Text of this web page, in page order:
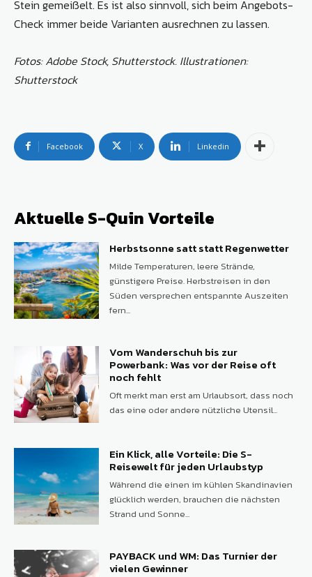
Stein gemeißelt. Es ist also sinnvoll, sich beim Angebots-
Check immer beide Varianten ausrechnen zu lassen.
Fotos: Adobe Stock, Shutterstock. Illustrationen:
Shutterstock
Facebook X Linkedin
Aktuelle S-Quin Vorteile
Herbstsonne satt statt Regenwetter
Milde Temperaturen, leere Strände,
günstigere Preise. Herbstreisen in den
Süden versprechen entspannte Auszeiten
fern...
Vom Wanderschuh bis zur
Powerbank: Was vor der Reise oft
noch fehlt
Oft merkt man erst am Urlaubsort, dass noch
das eine oder andere nützliche Utensil...
Ein Klick, alle Vorteile: Die S-
Reisewelt für jeden Urlaubstyp
Während die einen im kühlen Skandinavien
glücklich werden, brauchen die nächsten
Strand und Sonne...
PAYBACK und WM: Das Turnier der
vielen Gewinner